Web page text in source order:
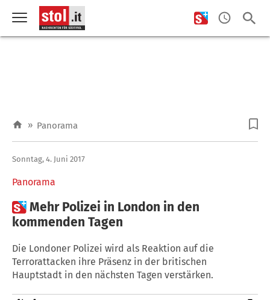
» Panorama
Panorama
Sonntag, 4. Juni 2017
Mehr Polizei in London in den
kommenden Tagen
Die Londoner Polizei wird als Reaktion auf die
Terrorattacken ihre Präsenz in der britischen
Hauptstadt in den nächsten Tagen verstärken.